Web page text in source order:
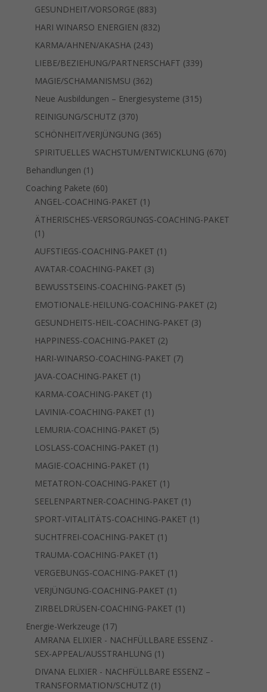
GESUNDHEIT/VORSORGE 883883
Produkte
HARI WINARSO ENERGIEN 832832
KARMA/AHNEN/AKASHA 243243
Produkte
LIEBE/BEZIEHUNG/PARTNERSCHAFT 339339
MAGIE/SCHAMANISMSU 362362
Produkte
Neue Ausbildungen – Energiesysteme 315315
REINIGUNG/SCHUTZ 370370
Produkte
SCHÖNHEIT/VERJÜNGUNG 365365
Produkte
SPIRITUELLES WACHSTUM/ENTWICKLUNG 670670
Behandlungen 1 1
Produkt
Coaching Pakete 6060
Produkte
ANGEL-COACHING-PAKET 1 1
Produkt
ÄTHERISCHES-VERSORGUNGS-COACHING-PAKET
1 1
Produkt
AUFSTIEGS-COACHING-PAKET 1 1
AVATAR-COACHING-PAKET 33
Produkte
BEWUSSTSEINS-COACHING-PAKET 55
Produkte
EMOTIONALE-HEILUNG-COACHING-PAKET 22
GESUNDHEITS-HEIL-COACHING-PAKET 33
HAPPINESS-COACHING-PAKET 22
Produkte
HARI-WINARSO-COACHING-PAKET 77
JAVA-COACHING-PAKET 1 1
Produkt
KARMA-COACHING-PAKET 1 1
Produkt
LAVINIA-COACHING-PAKET 1 1
Produkt
LEMURIA-COACHING-PAKET 55
Produkte
LOSLASS-COACHING-PAKET 1 1
MAGIE-COACHING-PAKET 1 1
Produkt
METATRON-COACHING-PAKET 1 1
Produkt
SEELENPARTNER-COACHING-PAKET 1 1
Produkt
SPORT-VITALITÄTS-COACHING-PAKET 1 1
SUCHTFREI-COACHING-PAKET 1 1
TRAUMA-COACHING-PAKET 1 1
Produkt
VERGEBUNGS-COACHING-PAKET 1 1
Produkt
VERJÜNGUNG-COACHING-PAKET 1 1
Produkt
ZIRBELDRÜSEN-COACHING-PAKET 1 1
Energie-Werkzeuge 1717
Produkte
AMRANA ELIXIER - NACHFÜLLBARE ESSENZ -
SEX-APPEAL/AUSSTRAHLUNG 1 1
Produkt
DIVANA ELIXIER - NACHFÜLLBARE ESSENZ –
TRANSFORMATION/SCHUTZ 1 1